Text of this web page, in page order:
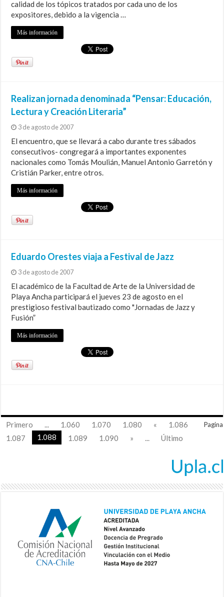
calidad de los tópicos tratados por cada uno de los
expositores, debido a la vigencia …
Más información
Realizan jornada denominada “Pensar: Educación,
Lectura y Creación Literaria”
3 de agosto de 2007
El encuentro, que se llevará a cabo durante tres sábados
consecutivos- congregará a importantes exponentes
nacionales como Tomás Moulián, Manuel Antonio Garretón y
Cristián Parker, entre otros.
Más información
Eduardo Orestes viaja a Festival de Jazz
3 de agosto de 2007
El académico de la Facultad de Arte de la Universidad de
Playa Ancha participará el jueves 23 de agosto en el
prestigioso festival bautizado como "Jornadas de Jazz y
Fusión”
Más información
Pagina
Primero ... 1.060 1.070 1.080 «
1.086
1.087
1.088 1.089 1.090 » ... Último